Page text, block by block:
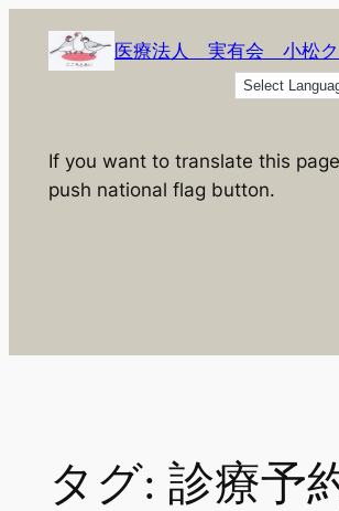
医療法人 実有会 小松ク
If you want to translate this
push national flag button.
タグ: 診療予